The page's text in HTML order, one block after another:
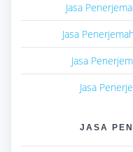
Jasa
Jasa
Jasa
Jasa
JASA